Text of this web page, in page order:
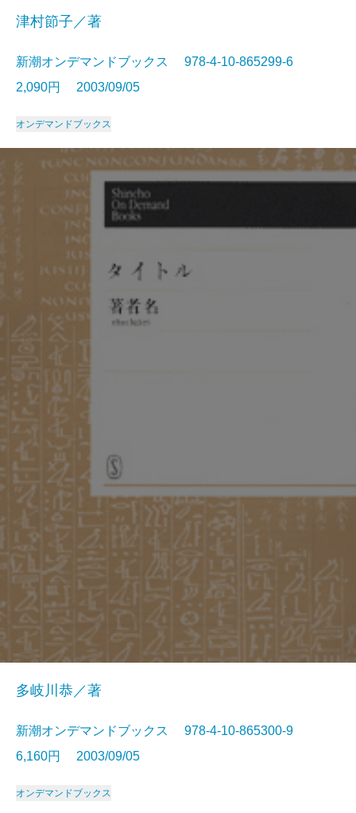
津村節子／著
新潮オンデマンドブックス 978-4-10-865299-6
2,090円 2003/09/05
オンデマンドブックス
多岐川恭／著
新潮オンデマンドブックス 978-4-10-865300-9
6,160円 2003/09/05
オンデマンドブックス